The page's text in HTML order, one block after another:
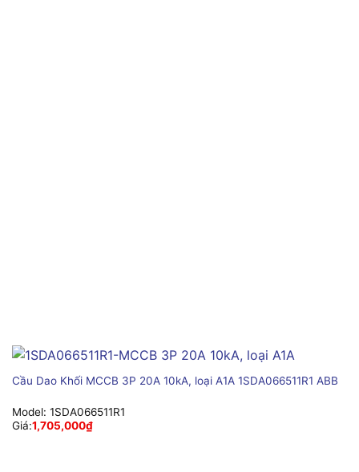
Cầu Dao Khối MCCB 3P 20A 10kA, loại A1A 1SDA066511R1 ABB
Model: 1SDA066511R1
Giá:1,705,000₫